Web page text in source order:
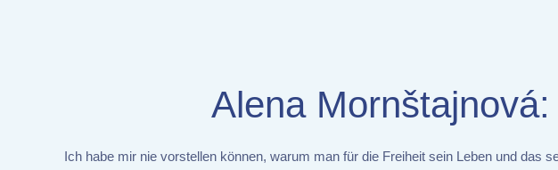
Alena
Ich habe mir nie vorstellen können, warum man für die Freiheit sein Leben und das